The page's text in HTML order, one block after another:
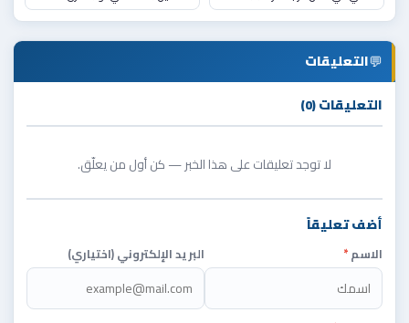
💬التعليقات
التعليقات (0)
لا توجد تعليقات على هذا الخبر — كن أول من يعلّق.
أضف تعليقاً
الاسم* البريد الإلكتروني (اختياري)